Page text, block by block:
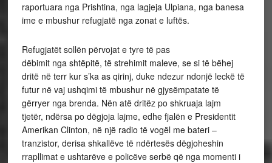
raportuara nga Prishtina, nga lagjeja Ulpiana, nga banesa
ime e mbushur refugjatë nga zonat e luftës.
Refugjatët sollën përvojat e tyre të pas
dëbimit nga shtëpitë, të strehimit maleve, se si të bëhej
dritë në terr kur s’ka as qirinj, duke ndezur ndonjë leckë të
futur në vaj ushqimi të mbushur në gjysëmpatate të
gërryer nga brenda. Nën atë dritëz po shkruaja lajm
tjetër, ndërsa po dëgjoja lajme, edhe fjalën e Presidentit
Amerikan Clinton, në një radio të vogël me bateri –
tranzistor, derisa shkallëve të ndërtesës dëgjoheshin
rrapllimat e ushtarëve e policëve serbë që nga momenti i